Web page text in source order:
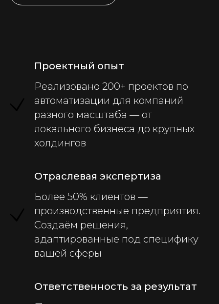
Проектный опыт
Реализовано 200+ проектов по
автоматизации для компаний
разного масштаба — от
локального бизнеса до крупных
холдингов
Отраслевая экспертиза
Более 50% клиентов —
производственные предприятия.
Создаём решения,
адаптированные под специфику
вашей сферы
Ответственность за результат